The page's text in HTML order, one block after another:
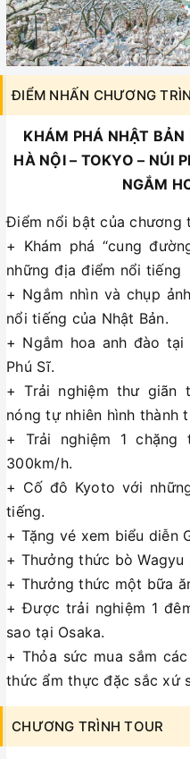
ĐIỂM NHẤN CHƯƠNG
KHÁM PHÁ NHẬT
HÀ NỘI – TOKYO – NÚI
NGẮM
Điểm nổi bật của chương
+ Khám phá “cung
những địa điểm nổi tiếng
+ Ngắm nhìn và chụp
nổi tiếng của Nhật Bản.
+ Ngắm hoa anh đào tại
Phú Sĩ.
+ Trải nghiệm thư giãn
nóng tự nhiên hình thành
+ Trải nghiệm 1 chặng
300km/h.
+ Cố đô Kyoto với
tiếng.
+ Tặng vé xem biểu diễn
+ Thưởng thức bò Wagyu
+ Thưởng thức một bữa
+ Được trải nghiệm 1
sao tại Osaka.
+ Thỏa sức mua sắm
thức ẩm thực đặc sắc xứ
CHƯƠNG TRÌNH TOUR